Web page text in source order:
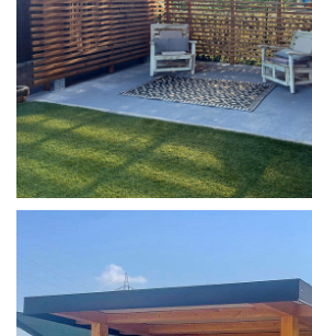
COPERTURA MOBILE 2 AUTO